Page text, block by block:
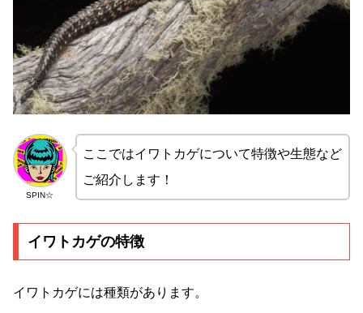
SPIN☆
ここではイワトカゲについて特徴や生態など
ご紹介します！
イワトカゲの特徴
イワトカゲには種類があります。